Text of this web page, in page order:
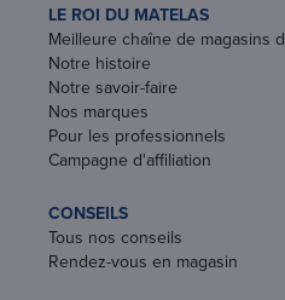
LE ROI DU MATELAS
Meilleure chaîne de magasins
Notre histoire
Notre savoir-faire
Nos marques
Pour les professionnels
Campagne d'affiliation
CONSEILS
Tous nos conseils
Rendez-vous en magasin